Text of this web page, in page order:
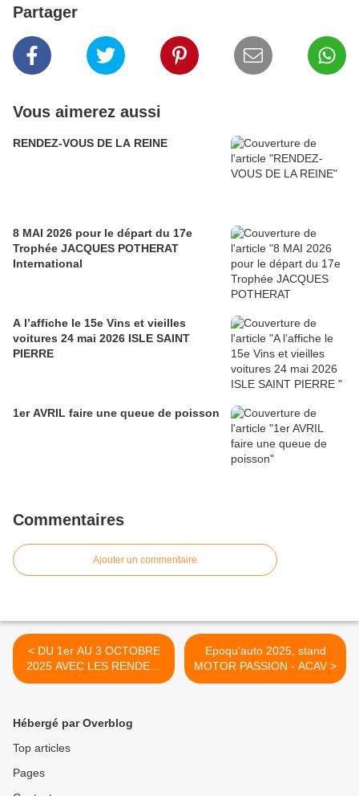
Partager
Vous aimerez aussi
RENDEZ-VOUS DE LA REINE
8 MAI 2026 pour le départ du 17e
Trophée JACQUES POTHERAT
International
A l’affiche le 15e Vins et vieilles
voitures 24 mai 2026 ISLE SAINT
PIERRE
1er AVRIL faire une queue de poisson
Commentaires
Ajouter un commentaire
< DU 1er AU 3 OCTOBRE
2025 AVEC LES RENDEZ-
VOUS DE LA REINE SUR
Epoqu’auto 2025, stand
MOTOR PASSION - ACAV >
Hébergé par Overblog
Top articles
Pages